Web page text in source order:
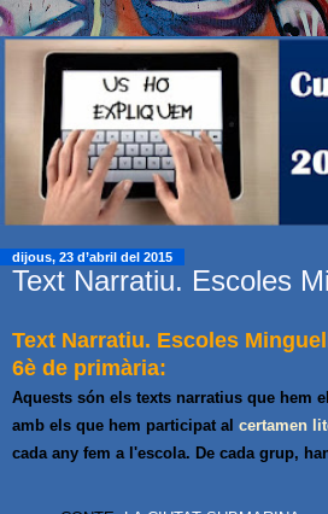
dijous, 23 d’abril del 2015
Text Narratiu. Escoles
Text Narratiu. Escoles
6è de primària:
Aquests són els texts narratius que hem
amb els que hem participat al certamen
cada any fem a l'escola. De cada grup,